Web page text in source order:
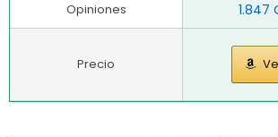
1.847
Opiniones
Precio